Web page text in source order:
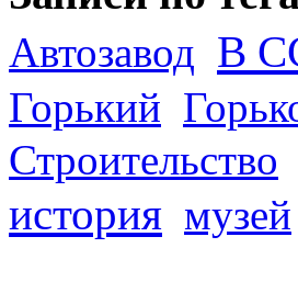
Автозавод В
Горький
Строительство
история музей